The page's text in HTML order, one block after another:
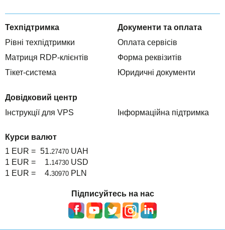
Техпідтримка
Рівні техпідтримки
Матриця RDP-клієнтів
Тікет-система
Документи та оплата
Оплата сервісів
Форма реквізитів
Юридичні документи
Довідковий центр
Інструкції для VPS
Інформаційна підтримка
Курси валют
1 EUR = 51.27470 UAH
1 EUR =
1.14730 USD
1 EUR =
4.30970 PLN
Підписуйтесь на нас